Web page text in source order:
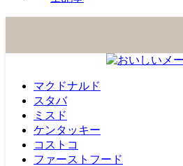
マクドナルド
スタバ
ミスド
ケンタッキー
コストコ
ファーストフード